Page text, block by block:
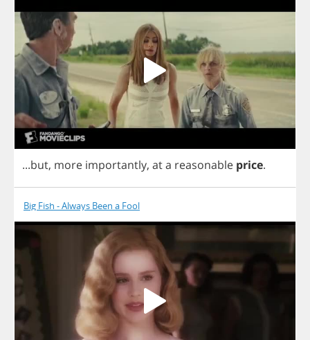
...but, more importantly, ata reasonable price.
Big Fish - Always Been a Fool